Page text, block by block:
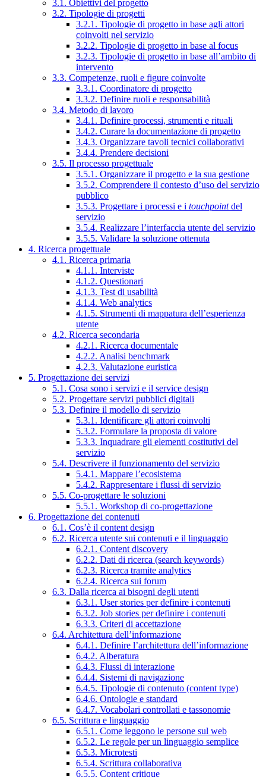
3.1. Obiettivi del progetto
3.2. Tipologie di progetti
3.2.1. Tipologie di progetto in base agli attori
coinvolti nel servizio
3.2.2. Tipologie di progetto in base al focus
3.2.3. Tipologie di progetto in base all’ambito di
intervento
3.3. Competenze, ruoli e figure coinvolte
3.3.1. Coordinatore di progetto
3.3.2. Definire ruoli e responsabilità
3.4. Metodo di lavoro
3.4.1. Definire processi, strumenti e rituali
3.4.2. Curare la documentazione di progetto
3.4.3. Organizzare tavoli tecnici collaborativi
3.4.4. Prendere decisioni
3.5. Il processo progettuale
3.5.1. Organizzare il progetto e la sua gestione
3.5.2. Comprendere il contesto d’uso del servizio
pubblico
3.5.3. Progettare i processi e i touchpointdel
servizio
3.5.4. Realizzare l’interfaccia utente del servizio
3.5.5. Validare la soluzione ottenuta
4. Ricerca progettuale
4.1. Ricerca primaria
4.1.1. Interviste
4.1.2. Questionari
4.1.3. Test di usabilità
4.1.4. Web analytics
4.1.5. Strumenti di mappatura dell’esperienza
utente
4.2. Ricerca secondaria
4.2.1. Ricerca documentale
4.2.2. Analisi benchmark
4.2.3. Valutazione euristica
5. Progettazione dei servizi
5.1. Cosa sono i servizi e il service design
5.2. Progettare servizi pubblici digitali
5.3. Definire il modello di servizio
5.3.1. Identificare gli attori coinvolti
5.3.2. Formulare la proposta di valore
5.3.3. Inquadrare gli elementi costitutivi del
servizio
5.4. Descrivere il funzionamento del servizio
5.4.1. Mappare l’ecosistema
5.4.2. Rappresentare i flussi di servizio
5.5. Co-progettare le soluzioni
5.5.1. Workshop di co-progettazione
6. Progettazione dei contenuti
6.1. Cos’è il content design
6.2. Ricerca utente sui contenuti e il linguaggio
6.2.1. Content discovery
6.2.2. Dati di ricerca (search keywords)
6.2.3. Ricerca tramite analytics
6.2.4. Ricerca sui forum
6.3. Dalla ricerca ai bisogni degli utenti
6.3.1. User stories per definire i contenuti
6.3.2. Job stories per definire i contenuti
6.3.3. Criteri di accettazione
6.4. Architettura dell’informazione
6.4.1. Definire l’architettura dell’informazione
6.4.2. Alberatura
6.4.3. Flussi di interazione
6.4.4. Sistemi di navigazione
6.4.5. Tipologie di contenuto (content type)
6.4.6. Ontologie e standard
6.4.7. Vocabolari controllati e tassonomie
6.5. Scrittura e linguaggio
6.5.1. Come leggono le persone sul web
6.5.2. Le regole per un linguaggio semplice
6.5.3. Microtesti
6.5.4. Scrittura collaborativa
6.5.5. Content critique